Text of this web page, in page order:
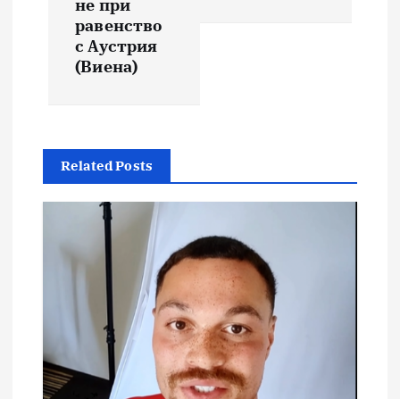
не при
равенство
с Аустрия
(Виена)
Related Posts